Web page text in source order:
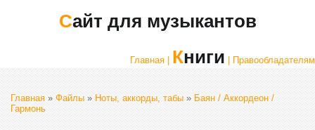
Сайт для музыкантов
Главная | Книги | Правообладателям
Главная » Файлы » Ноты, аккорды, табы » Баян / Аккордеон /
Гармонь